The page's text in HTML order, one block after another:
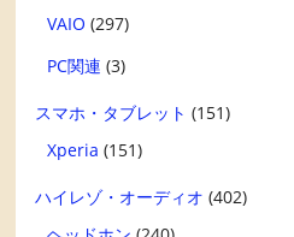
VAIO (297)
PC関連 (3)
スマホ・タブレット (151)
Xperia (151)
ハイレゾ・オーディオ (402)